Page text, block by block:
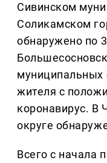
Сивинском
Соликамском
обнаружено по
муниципальных
жителя с
коронавирус. В
округе
Всего с начала